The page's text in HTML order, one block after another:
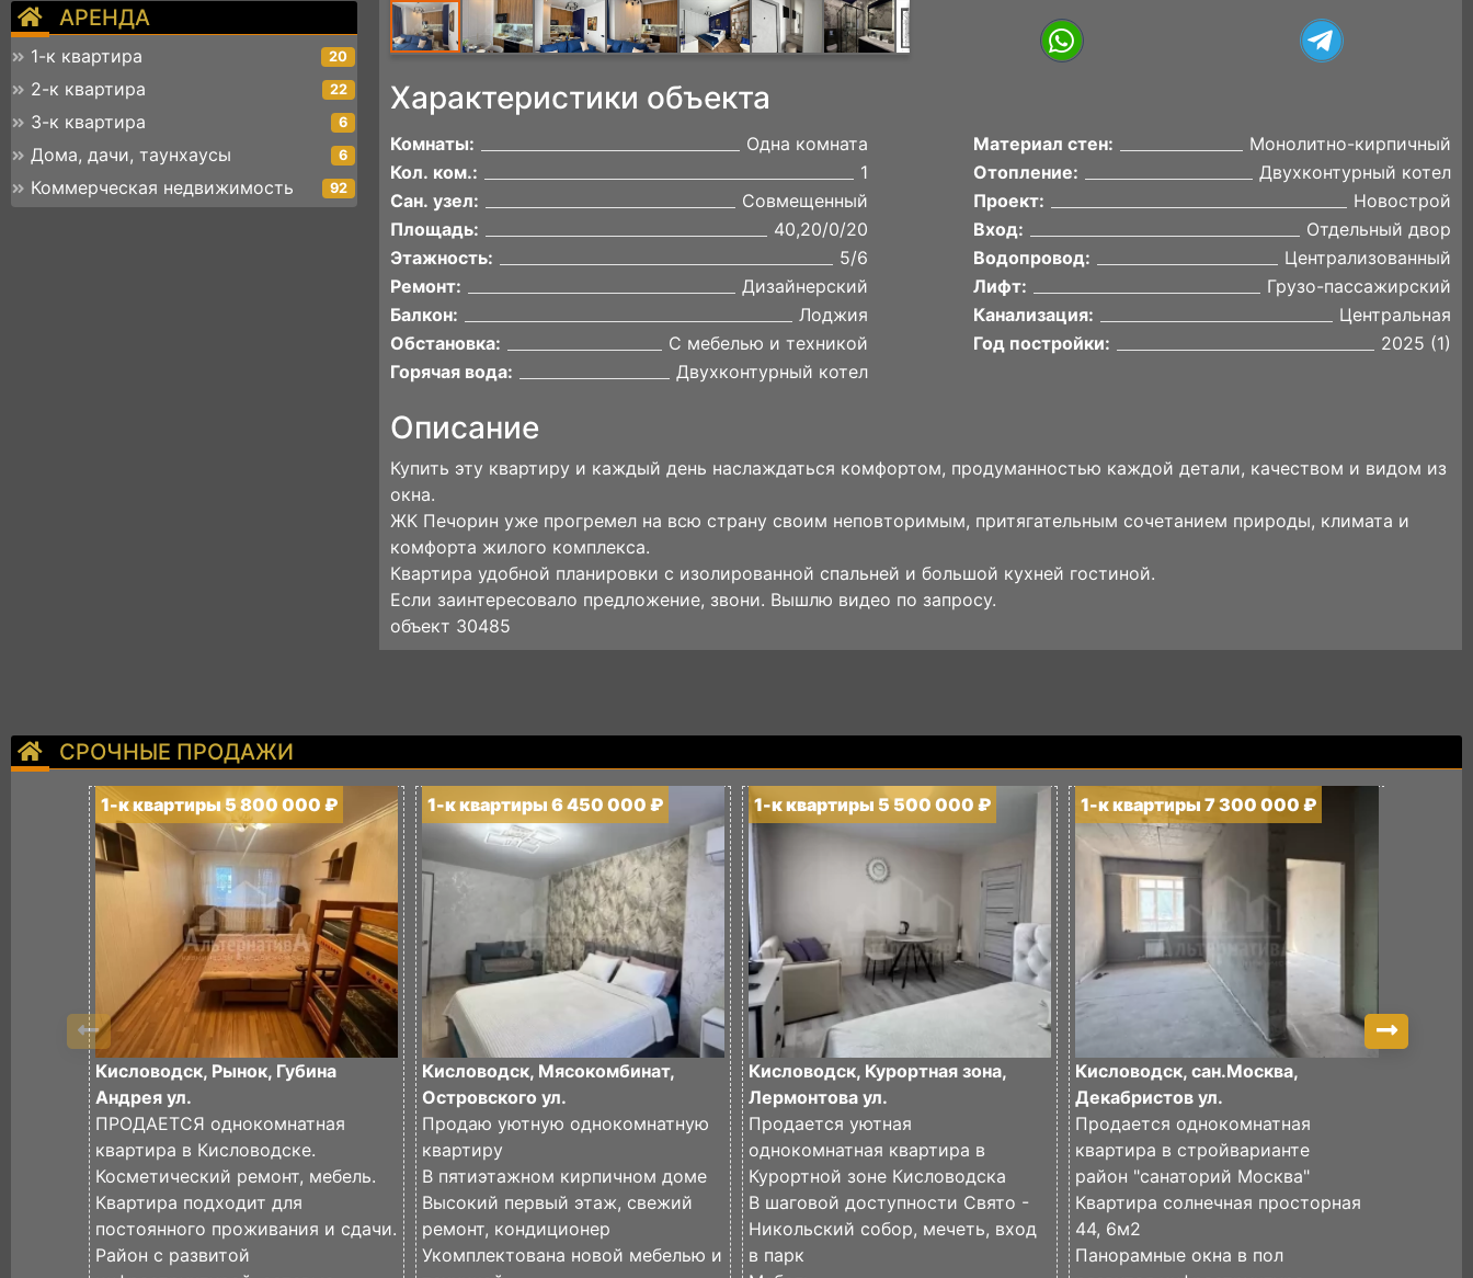
АРЕНДА
1-к квартира 20
2-к квартира 22
3-к квартира 6
Дома, дачи, таунхаусы 6
Коммерческая недвижимость 92
Характеристики объекта
Комнаты:
Одна комната
Кол. ком.:
1
Сан. узел:
Совмещенный
Площадь:
40,20/0/20
Этажность:
5/6
Ремонт:
Дизайнерский
Балкон:
Лоджия
Обстановка:
С мебелью и техникой
Горячая вода:
Двухконтурный котел
Материал стен:
Монолитно-кирпичный
Отопление:
Двухконтурный котел
Проект:
Новострой
Вход:
Отдельный двор
Водопровод:
Централизованный
Лифт:
Грузо-пассажирский
Канализация:
Центральная
Год постройки:
2025 (1)
Описание
Купить эту квартиру и каждый день наслаждаться комфортом, продуманностью каждой детали, качеством и видом из
окна.
ЖК Печорин уже прогремел на всю страну своим неповторимым, притягательным сочетанием природы, климата и
комфорта жилого комплекса.
Квартира удобной планировки с изолированной спальней и большой кухней гостиной.
Если заинтересовало предложение, звони. Вышлю видео по запросу.
объект 30485
СРОЧНЫЕ ПРОДАЖИ
1-к квартиры 5 800 000 ₽
Кисловодск, Рынок, Губина
Андрея ул.
ПРОДАЕТСЯ однокомнатная
квартира в Кисловодске.
Косметический ремонт, мебель.
Квартира подходит для
постоянного проживания и сдачи.
Район с развитой
1-к квартиры 6 450 000 ₽
Кисловодск, Мясокомбинат,
Островского ул.
Продаю уютную однокомнатную
квартиру
В пятиэтажном кирпичном доме
Высокий первый этаж, свежий
ремонт, кондиционер
Укомплектована новой мебелью и
1-к квартиры 5 500 000 ₽
Кисловодск, Курортная зона,
Лермонтова ул.
Продается уютная
однокомнатная квартира в
Курортной зоне Кисловодска
В шаговой доступности Свято -
Никольский собор, мечеть, вход
в парк
1-к квартиры 7 300 000 ₽
Кисловодск, сан.Москва,
Декабристов ул.
Продается однокомнатная
квартира в стройварианте
район "санаторий Москва"
Квартира солнечная просторная
44, 6м2
Панорамные окна в пол